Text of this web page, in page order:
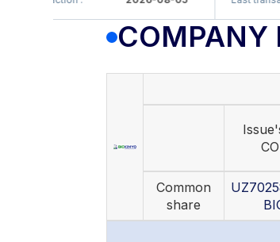
COMPANY
Common
share